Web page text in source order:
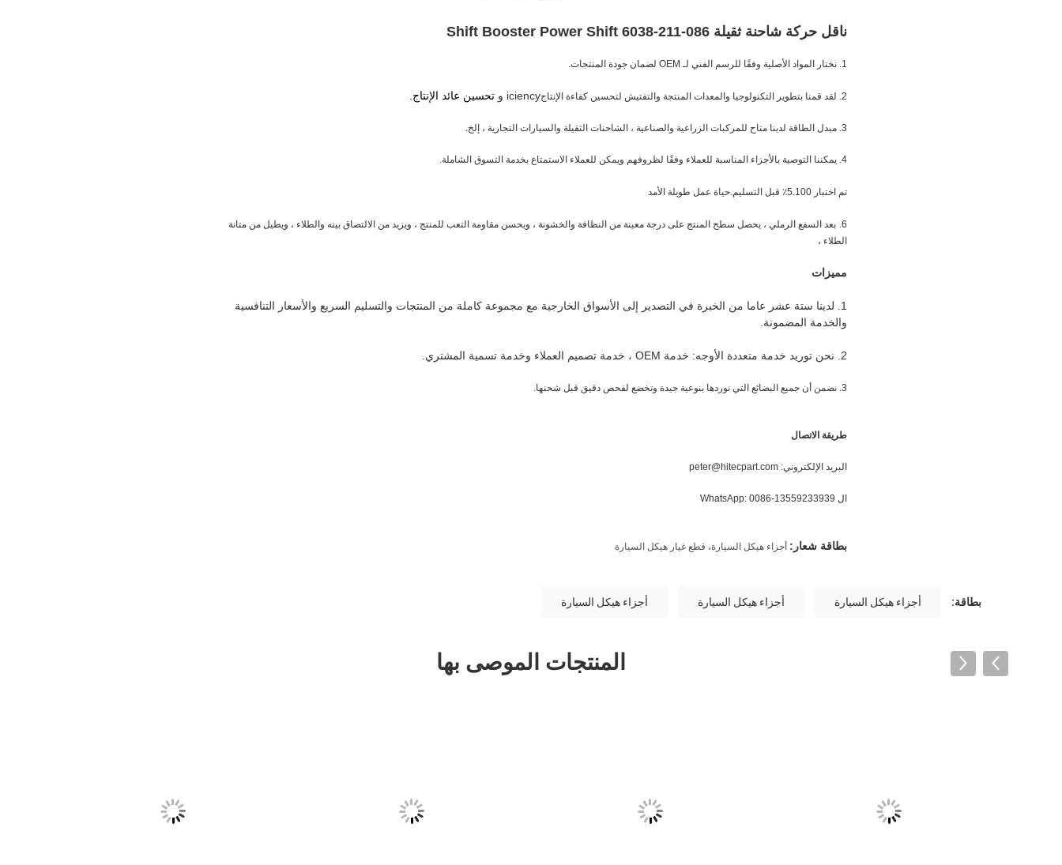
ناقل حركة شاحنة ثقيلة Shift Booster Power Shift 6038-211-086
1. نختار المواد الأصلية وفقًا للرسم الفني لـ OEM لضمان جودة المنتجات.
2. لقد قمنا بتطوير التكنولوجيا والمعدات المنتجة والتفتيش لتحسين كفاءة الإنتاج iciency و تحسين عائد الإنتاج.
3. مبدل الطاقة لدينا متاح للمركبات الزراعية والصناعية ، الشاحنات الثقيلة والسيارات التجارية ، إلخ.
4. يمكننا التوصية بالأجزاء المناسبة للعملاء وفقًا لظروفهم ويمكن للعملاء الاستمتاع بخدمة التسوق الشاملة.
تم اختبار 5.100٪ قبل التسليم. حياة عمل طويلة الأمد
6. بعد السفع الرملي ، يحصل سطح المنتج على درجة معينة من النظافة والخشونة ، ويحسن مقاومة التعب للمنتج ، ويزيد من الالتصاق بينه والطلاء ، ويطيل من متانة
الطلاء ،
مميزات
1. لدينا ستة عشر عاما من الخبرة في التصدير إلى الأسواق الخارجية مع مجموعة كاملة من المنتجات والتسليم السريع والأسعار التنافسية
والخدمة المضمونة.
2. نحن توريد خدمة متعددة الأوجه: خدمة OEM ، خدمة تصميم العملاء وخدمة تسمية المشتري.
3. نضمن أن جميع البضائع التي نوردها بنوعية جيدة وتخضع لفحص دقيق قبل شحنها.
طريقة الاتصال
البريد الإلكتروني: peter@hitecpart.com
ال WhatsApp: 0086-13559233939
بطاقة شعار: أجزاء هيكل السيارة، قطع غيار هيكل السيارة
بطاقة: أجزاء هيكل السيارة أجزاء هيكل السيارة أجزاء هيكل السيارة
المنتجات الموصى بها